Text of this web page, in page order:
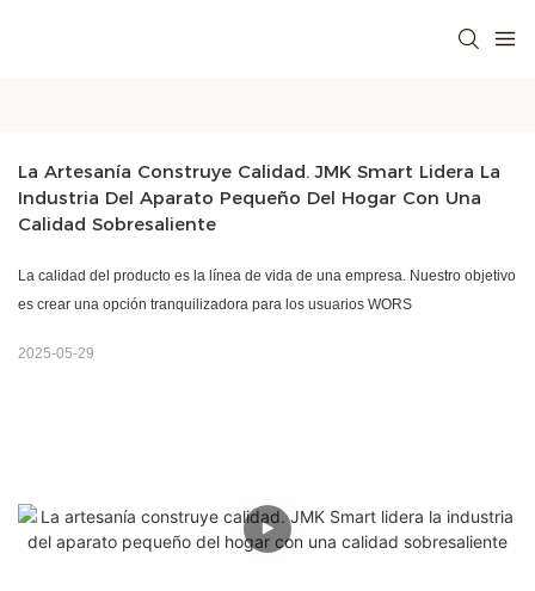
La Artesanía Construye Calidad. JMK Smart Lidera La
Industria Del Aparato Pequeño Del Hogar Con Una
Calidad Sobresaliente
La calidad del producto es la línea de vida de una empresa. Nuestro objetivo
es crear una opción tranquilizadora para los usuarios WORS
2025-05-29